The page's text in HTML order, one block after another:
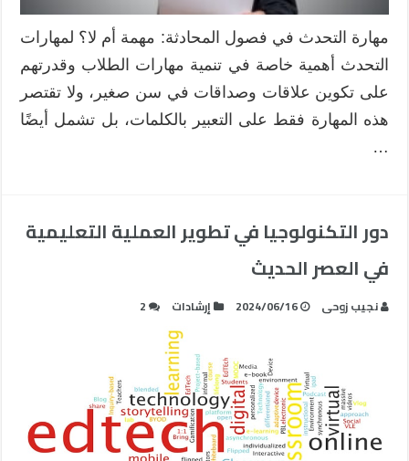
مهارة التحدث في فصول المحادثة: مهمة أم لا؟ لمهارات
التحدث أهمية خاصة في تنمية مهارات الطلاب وقدرتهم
على تكوين علاقات وصداقات في سن صغير، ولا تقتصر
هذه المهارة فقط على التعبير بالكلمات، بل تشمل أيضًا
…
دور التكنولوجيا في تطوير العملية التعليمية
في العصر الحديث
نجيب زوحى 2024/06/16 إرشادات 2